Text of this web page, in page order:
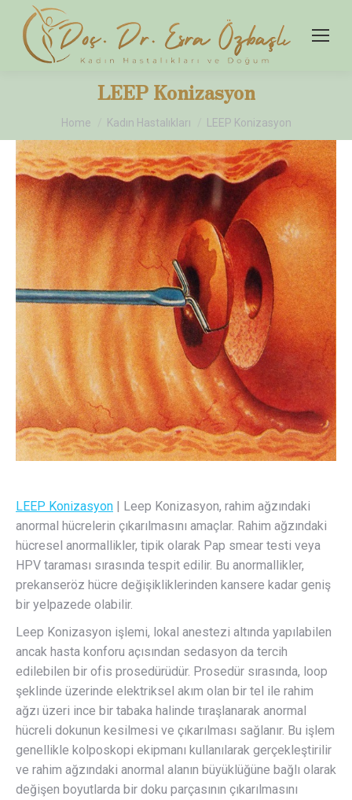
LEEP Konizasyon
You are here:
Home Kadın Hastalıkları LEEP Konizasyon
LEEP Konizasyon | Leep Konizasyon, rahim ağzındaki
anormal hücrelerin çıkarılmasını amaçlar. Rahim ağzındaki
hücresel anormallikler, tipik olarak Pap smear testi veya
HPV taraması sırasında tespit edilir. Bu anormallikler,
prekanseröz hücre değişikliklerinden kansere kadar geniş
bir yelpazede olabilir.
Leep Konizasyon işlemi, lokal anestezi altında yapılabilen
ancak hasta konforu açısından sedasyon da tercih
edilebilen bir ofis prosedürüdür. Prosedür sırasında, loop
şeklinde üzerinde elektriksel akım olan bir tel ile rahim
ağzı üzeri ince bir tabaka halinde tıraşlanarak anormal
hücreli dokunun kesilmesi ve çıkarılması sağlanır. Bu işlem
genellikle kolposkopi ekipmanı kullanılarak gerçekleştirilir
ve rahim ağzındaki anormal alanın büyüklüğüne bağlı olarak
değişen boyutlarda bir doku parçasının çıkarılmasını